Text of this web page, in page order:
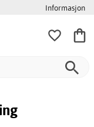
Informasjon